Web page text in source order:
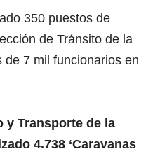
350 puestos de
de Tránsito de la
7 mil funcionarios en
y Transporte de la
4.738 ‘Caravanas